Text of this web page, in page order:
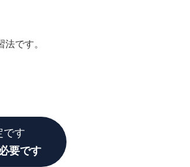
です。
です
要です